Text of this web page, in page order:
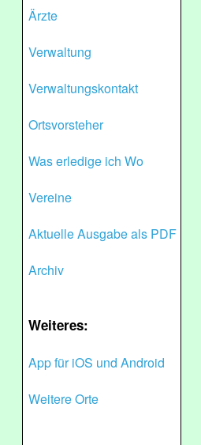
Ärzte
Verwaltung
Verwaltungskontakt
Ortsvorsteher
Was erledige ich Wo
Vereine
Aktuelle Ausgabe als PDF
Archiv
Weiteres:
App für iOS und Android
Weitere Orte